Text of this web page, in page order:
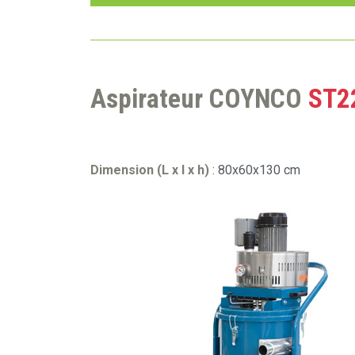
Aspirateur COYNCO
Dimension (L x l x h) : 80x60x130 cm